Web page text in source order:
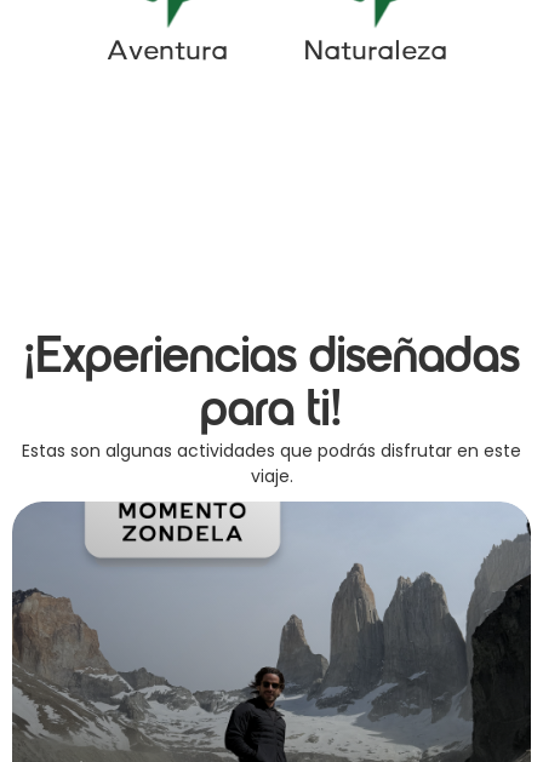
Aventura Naturaleza
¡Experiencias diseñadas
para ti!
Estas son algunas actividades que podrás disfrutar en este
viaje.